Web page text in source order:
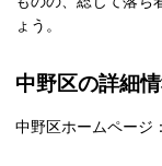
ょう。
中野区の詳細
中野区ホームページ：